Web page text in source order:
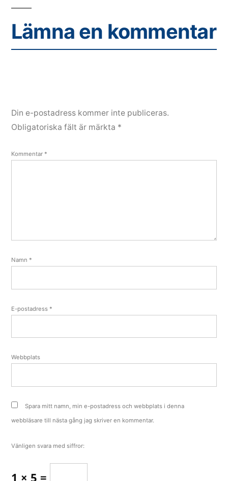
Lämna en kommentar
Din e-postadress kommer inte publiceras.
Obligatoriska fält är märkta *
Kommentar *
Namn *
E-postadress *
Webbplats
Spara mitt namn, min e-postadress och webbplats i denna
webbläsare till nästa gång jag skriver en kommentar.
Vänligen svara med siffror:
1 × 5 =